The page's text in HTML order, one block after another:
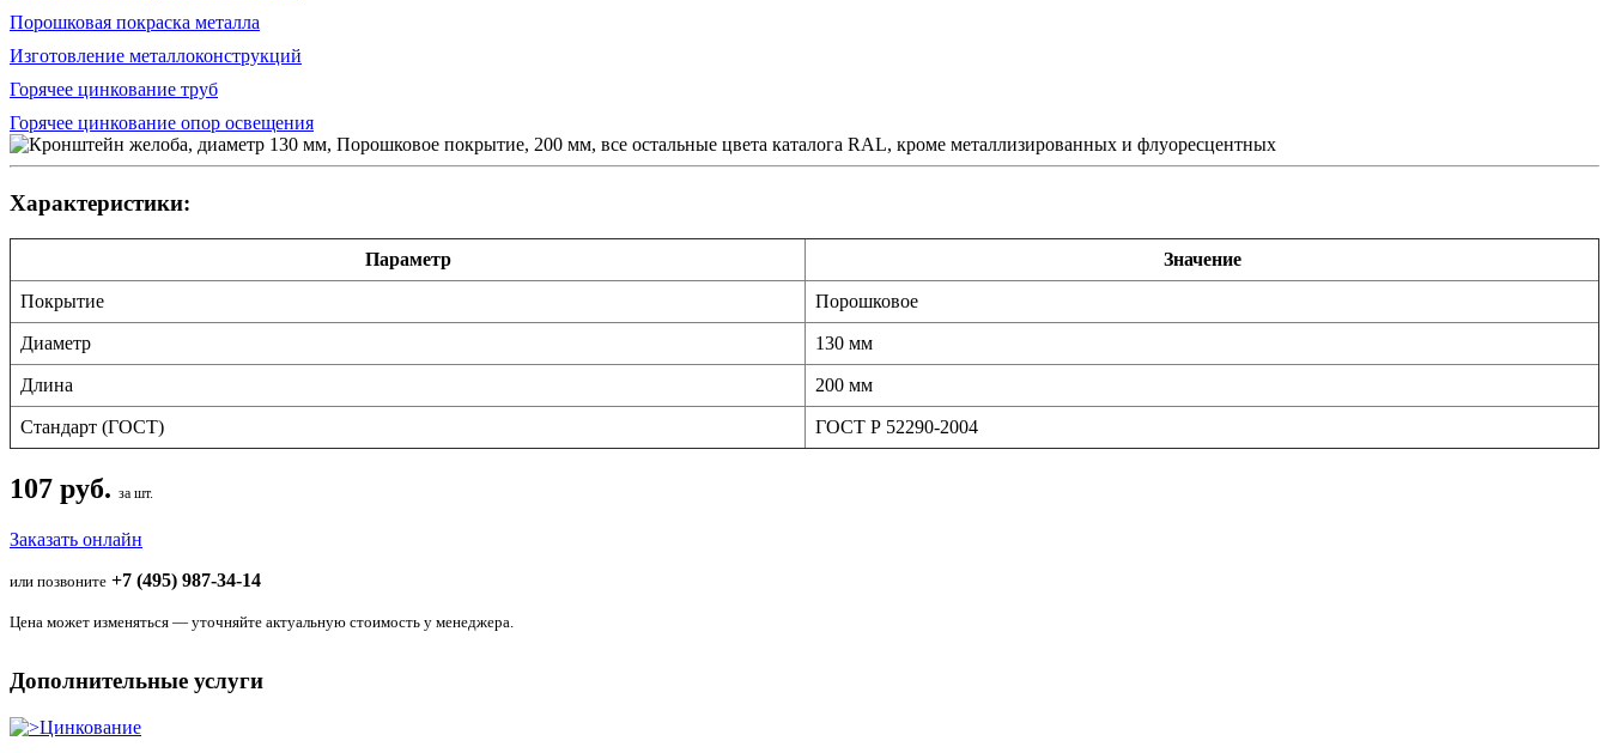
Порошковая покраска металла
Изготовление металлоконструкций
Горячее цинкование труб
Горячее цинкование опор освещения
Характеристики:
Параметр Значение
Покрытие Порошковое
Диаметр 130 мм
Длина 200 мм
Стандарт (ГОСТ) ГОСТ Р 52290-2004
107 руб. за шт.
Заказать онлайн
или позвоните +7 (495) 987-34-14
Цена может изменяться — уточняйте актуальную стоимость у менеджера.
Дополнительные услуги